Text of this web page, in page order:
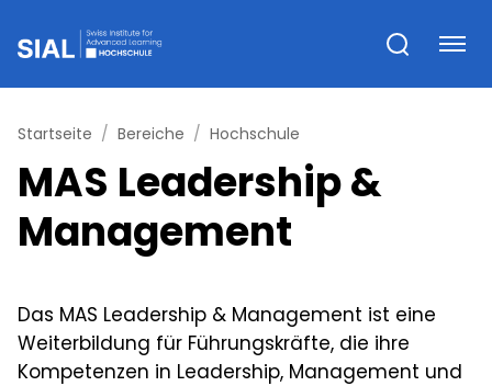
Startseite Bereiche Hochschule
MAS Leadership &
Management
Das MAS Leadership & Management ist eine
Weiterbildung für Führungskräfte, die ihre
Kompetenzen in Leadership, Management und